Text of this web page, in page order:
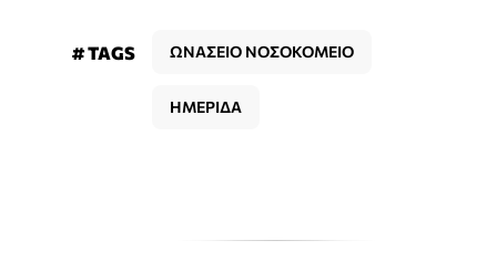
# TAGS ΩΝΑΣΕΙΟ ΝΟΣΟΚΟΜΕΙΟ
ΗΜΕΡΙΔΑ